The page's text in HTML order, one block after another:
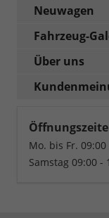
Neuwagen
Fahrzeug-
Über uns
Mo. bis Fr.
Samstag 09:00 -